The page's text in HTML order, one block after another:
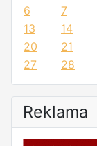
6
7
13
14
20
21
27
28
Reklama